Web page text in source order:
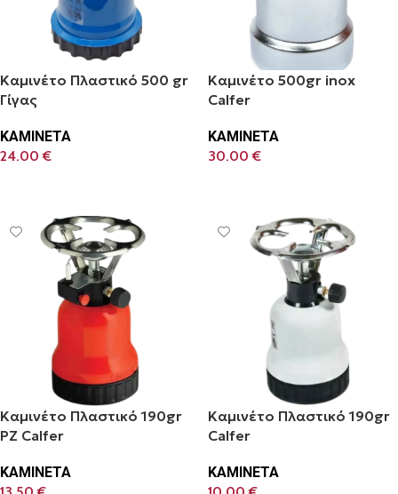
Καμινέτο Πλαστικό 500 gr
Γίγας
ΚΑΜΙΝΕΤΑ
24.00€
Καμινέτο 500gr inox
Calfer
ΚΑΜΙΝΕΤΑ
30.00€
Καμινέτο Πλαστικό 190gr
PZ Calfer
ΚΑΜΙΝΕΤΑ
Καμινέτο Πλαστικό 190gr
Calfer
ΚΑΜΙΝΕΤΑ